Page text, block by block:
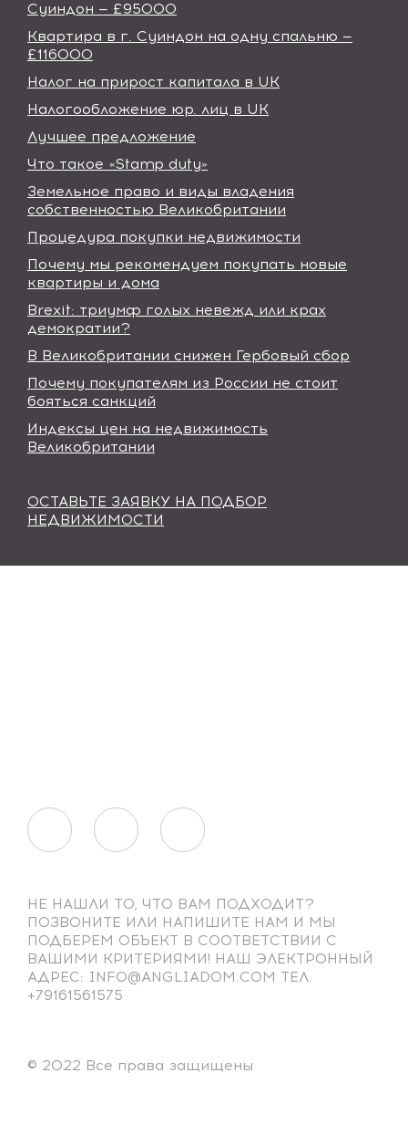
Суиндон — £95000
Квартира в г. Суиндон на одну спальню —
£116000
Налог на прирост капитала в UK
Налогообложение юр. лиц в UK
Лучшее предложение
Что такое «Stamp duty»
Земельное право и виды владения
собственностью Великобритании
Процедура покупки недвижимости
Почему мы рекомендуем покупать новые
квартиры и дома
Brexit: триумф голых невежд или крах
демократии?
В Великобритании снижен Гербовый сбор
Почему покупателям из России не стоит
бояться санкций
Индексы цен на недвижимость
Великобритании
ОСТАВЬТЕ ЗАЯВКУ НА ПОДБОР
НЕДВИЖИМОСТИ
НЕ НАШЛИ ТО, ЧТО ВАМ ПОДХОДИТ?
ПОЗВОНИТЕ ИЛИ НАПИШИТЕ НАМ И МЫ
ПОДБЕРЕМ ОБЪЕКТ В СООТВЕТСТВИИ С
ВАШИМИ КРИТЕРИЯМИ! НАШ ЭЛЕКТРОННЫЙ
АДРЕС: INFO@ANGLIADOM.COM ТЕЛ.
+79161561575
© 2022 Все права защищены